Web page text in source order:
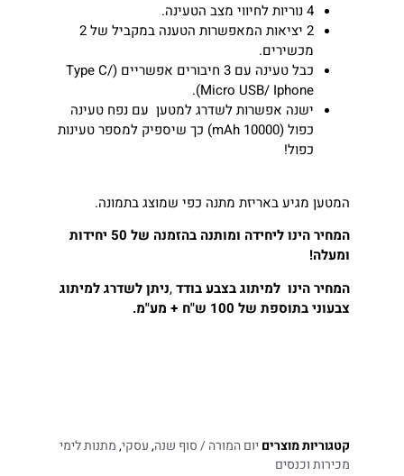
4 נוריות לחיווי מצב הטעינה.
2 יציאות המאפשרות הטענה במקביל של 2
מכשירים.
כבל טעינה עם 3 חיבורים אפשריים (Type C/
Micro USB/ Iphone).
ישנה אפשרות לשדרג למטען עם נפח טעינה
כפול (10000 mAh) כך שיספיק למספר טעינות
כפול!
המטען מגיע באריזת מתנה כפי שמוצג בתמונה.
המחיר הינו ליחידה ומותנה בהזמנה של 50 יחידות
ומעלה!
המחיר הינו למיתוג בצבע בודד,ניתן לשדרג למיתוג
צבעוני בתוספת של 100 ש"ח + מע"מ.
קטגוריות מוצרים יום המורה / סוף שנה,עסקי,מתנות לימי
מכירות וכנסים​